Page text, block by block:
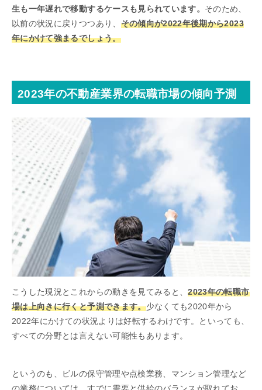
生も一年遅れで移動するケースも見られています。 そのため、
以前の状況に戻りつつあり、 その傾向が2022年後期から2023
年にかけて強まるでしょう。
2023年の不動産業界の転職市場の傾向予測
こうした現況とこれからの動きを見てみると、2023年の転職市
場は上向きに行くと予測できます。少なくても2020年から
2022年にかけての状況よりは好転するわけです。といっても、
すべての分野とは言えない可能性もあります。
というのも、ビルの保守管理や点検業務、マンション管理など